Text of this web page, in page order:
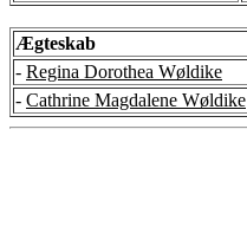
Ægteskab
- Regina Dorothea Wøldike
- Cathrine Magdalene Wøldike